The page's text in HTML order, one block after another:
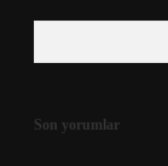
Son yorumlar